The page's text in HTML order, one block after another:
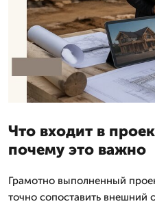
Что входит в
почему это важно
Грамотно выполненный
точно сопоставить внешний